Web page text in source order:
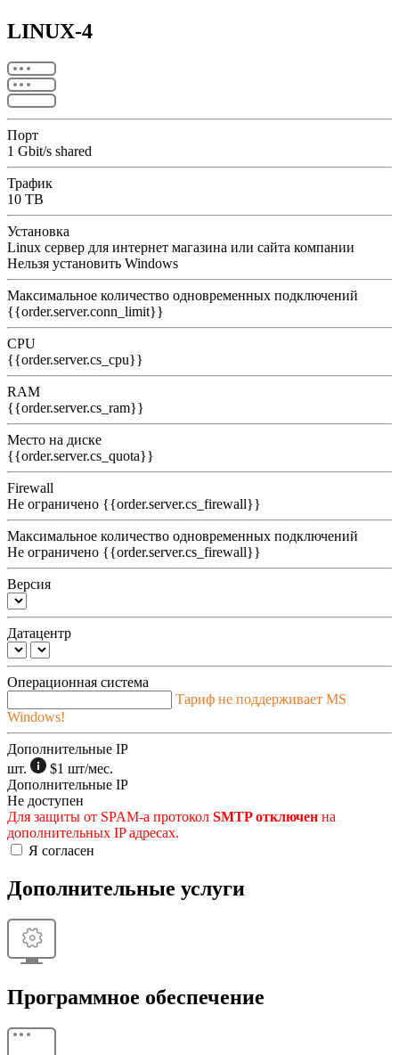
LINUX-4
Порт
1 Gbit/s shared
Трафик
10 TB
Установка
Linux сервер для интернет магазина или сайта компании
Нельзя установить Windows
Максимальное количество одновременных подключений
{{order.server.conn_limit}}
CPU
{{order.server.cs_cpu}}
RAM
{{order.server.cs_ram}}
Место на диске
{{order.server.cs_quota}}
Firewall
Не ограничено {{order.server.cs_firewall}}
Максимальное количество одновременных подключений
Не ограничено {{order.server.cs_firewall}}
Версия
Датацентр
Операционная система
Тариф не поддерживает MS
Windows!
Дополнительные IP
шт.
$1 шт/мес.
Дополнительные IP
Не доступен
Для защиты от SPAM-а протокол SMTP отключен на
дополнительных IP адресах.
Я согласен
Дополнительные услуги
Программное обеспечение